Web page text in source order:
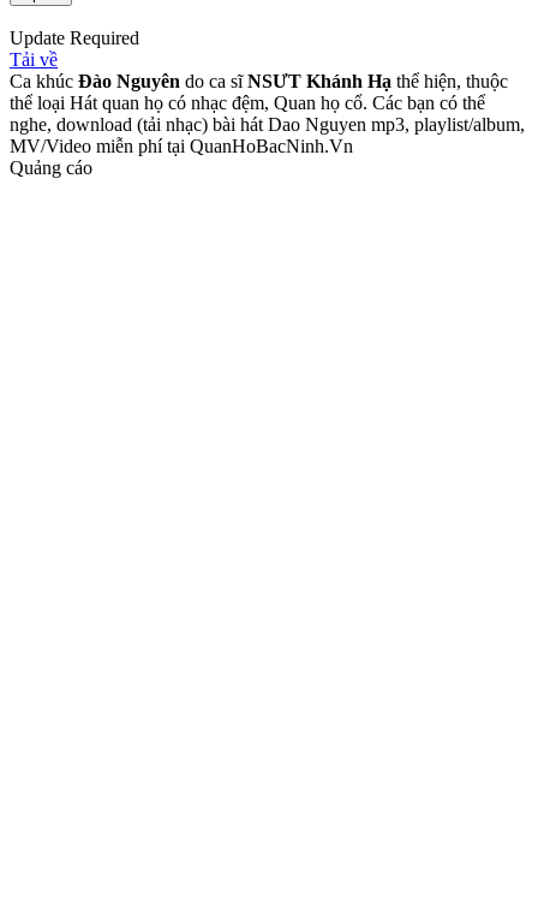
Update Required
Tải về
Ca khúc Đào Nguyên do ca sĩNSƯT Khánh Hạ thể hiện, thuộc
thể loại Hát quan họ có nhạc đệm, Quan họ cổ. Các bạn có thể
nghe, download (tải nhạc) bài hát Dao Nguyen mp3, playlist/album,
MV/Video miễn phí tại QuanHoBacNinh.Vn
Quảng cáo